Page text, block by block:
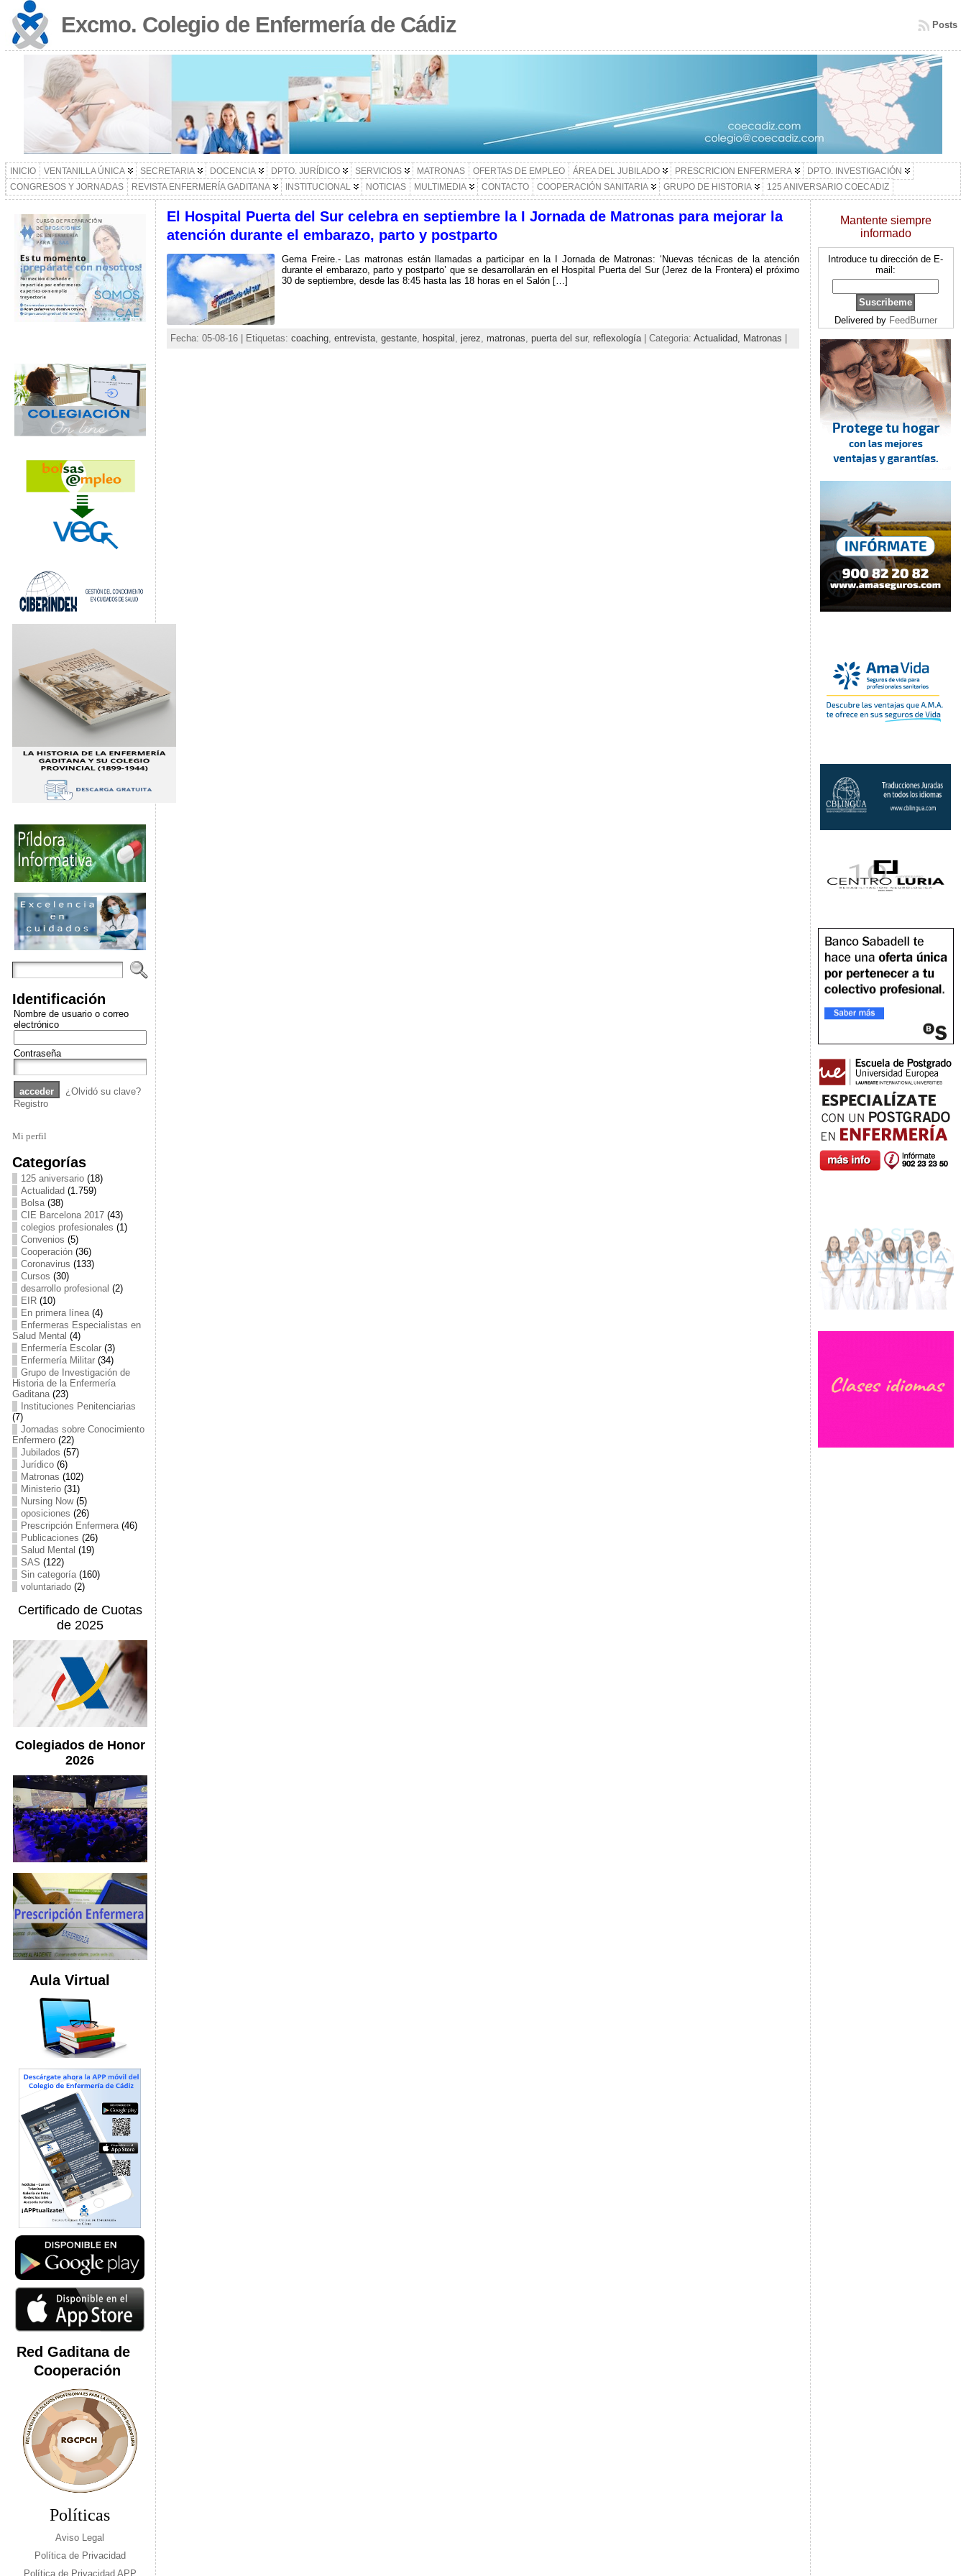
Excmo. Colegio de Enfermería de Cádiz Posts
INICIO VENTANILLA ÚNICA SECRETARIA DOCENCIA DPTO. JURÍDICO SERVICIOS MATRONAS OFERTAS DE EMPLEO ÁREA DEL JUBILADO PRESCRICION ENFERMERA
DPTO. INVESTIGACIÓN
CONGRESOS Y JORNADAS
REVISTA ENFERMERÍA GADITANA INSTITUCIONAL NOTICIAS MULTIMEDIA CONTACTO COOPERACIÓN SANITARIA GRUPO DE HISTORIA 125 ANIVERSARIO COECADIZ
Identificación
Nombre de usuario o correo
electrónico
Contraseña
¿Olvidó su clave?
Registro
Mi perfil
Categorías
125 aniversario(18)
Actualidad (1.759)
Bolsa(38)
CIE Barcelona 2017(43)
colegios profesionales (1)
Convenios (5)
Cooperación(36)
Coronavirus (133)
Cursos (30)
desarrollo profesional (2)
EIR(10)
En primera línea(4)
Enfermeras Especialistas en
Salud Mental (4)
Enfermería Escolar(3)
Enfermería Militar(34)
Grupo de Investigación de
Historia de la Enfermería
Gaditana(23)
Instituciones Penitenciarias
(7)
Jornadas sobre Conocimiento
Enfermero(22)
Jubilados (57)
Jurídico(6)
Matronas (102)
Ministerio(31)
Nursing Now(5)
oposiciones (26)
Prescripción Enfermera(46)
Publicaciones (26)
Salud Mental (19)
SAS (122)
Sin categoría(160)
voluntariado(2)
Certificado de Cuotas
de 2025
Colegiados de Honor
2026
Aula Virtual
Red Gaditana de
Cooperación
Políticas
Aviso Legal
Política de Privacidad
Política de Privacidad APP
El Hospital Puerta del Sur celebra en septiembre la I Jornada de Matronas para mejorar la
atención durante el embarazo, parto y postparto
Gema Freire.- Las matronas están llamadas a participar en la I Jornada de Matronas: ‘Nuevas técnicas de la atención
durante el embarazo, parto y postparto’ que se desarrollarán en el Hospital Puerta del Sur (Jerez de la Frontera) el próximo
30 de septiembre, desde las 8:45 hasta las 18 horas en el Salón […]
Fecha: 05-08-16 | Etiquetas: coaching, entrevista, gestante, hospital jerez matronas puerta del sur, reflexología| Categoria: Actualidad, Matronas
Mantente siempre
informado
Introduce tu dirección de E-
mail:
Delivered by FeedBurner